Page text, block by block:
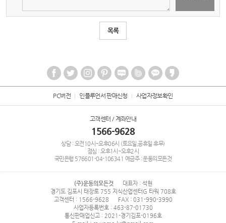
목록
PC버전 인플루언서 판매신청 사업자정보확인
고객센터 / 계좌안내
1566-9628
상담 : 오전10시~오후06시 (토요일,공휴일 휴무)
점심 : 오후1시~오후2시
국민은행 576601-04-106341 예금주 : 운동의모든것
(주)운동의모든것
대표자 : 석현
경기도 김포시 태장로 755 지식산업센터G 타워 708호
고객센터 : 1566-9628
FAX : 031-990-3990
사업자등록번호 : 463-87-01730
통신판매업신고 : 2021-경기김포-0196호